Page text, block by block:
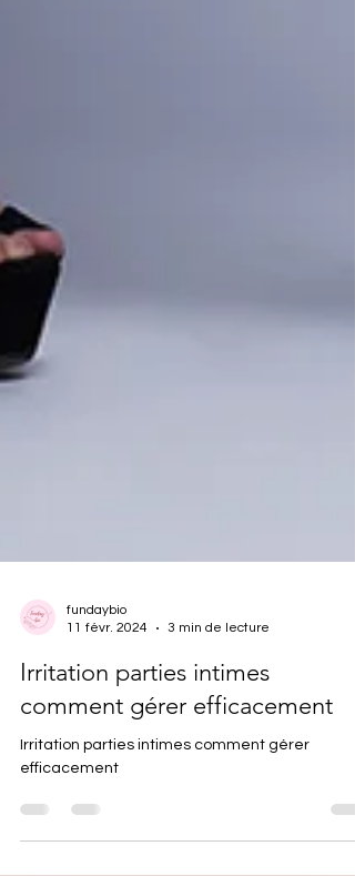
fundaybio
11 févr. 2024
3 min de lecture
Irritation parties intimes
comment gérer efficacement